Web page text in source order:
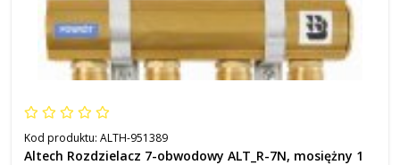
Kod produktu: ALTH-951389
Altech Rozdzielacz 7-obwodowy ALT_R-7N, mosiężny 1